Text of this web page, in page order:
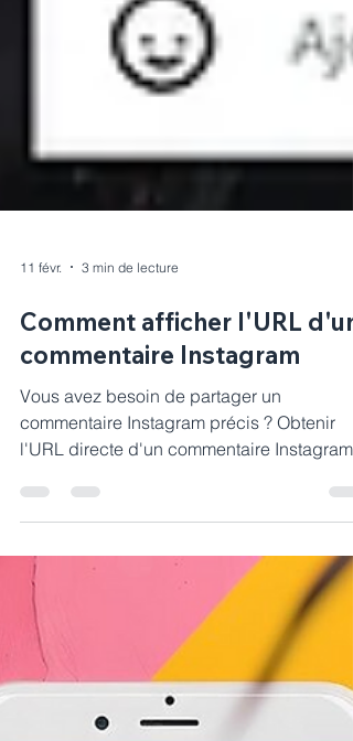
Comment afficher l'URL d'un
commentaire Instagram
Vous avez besoin de partager un
commentaire Instagram précis ? Obtenir
l'URL directe d'un commentaire Instagram
qui disposent d'URLs facilement
accessibles, les commentaires individuels
ne sont pas directement partageables via
l'interface native de l'application. Les
problèmes courants : • Impossible de
le lien d'un commentaire depuis l'app
mobile • Pas d'option 'Partager' sur les